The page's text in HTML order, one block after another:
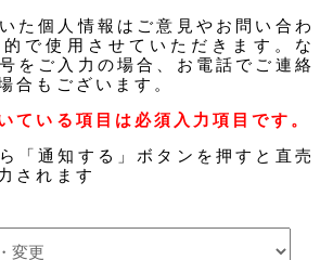
た個人情報はご意見やお問い合わ
で使用させていただきます。な
をご入力の場合、お電話でご連絡
合もございます。
ている項目は必須入力項目です。
「通知する」ボタンを押すと直売
されます